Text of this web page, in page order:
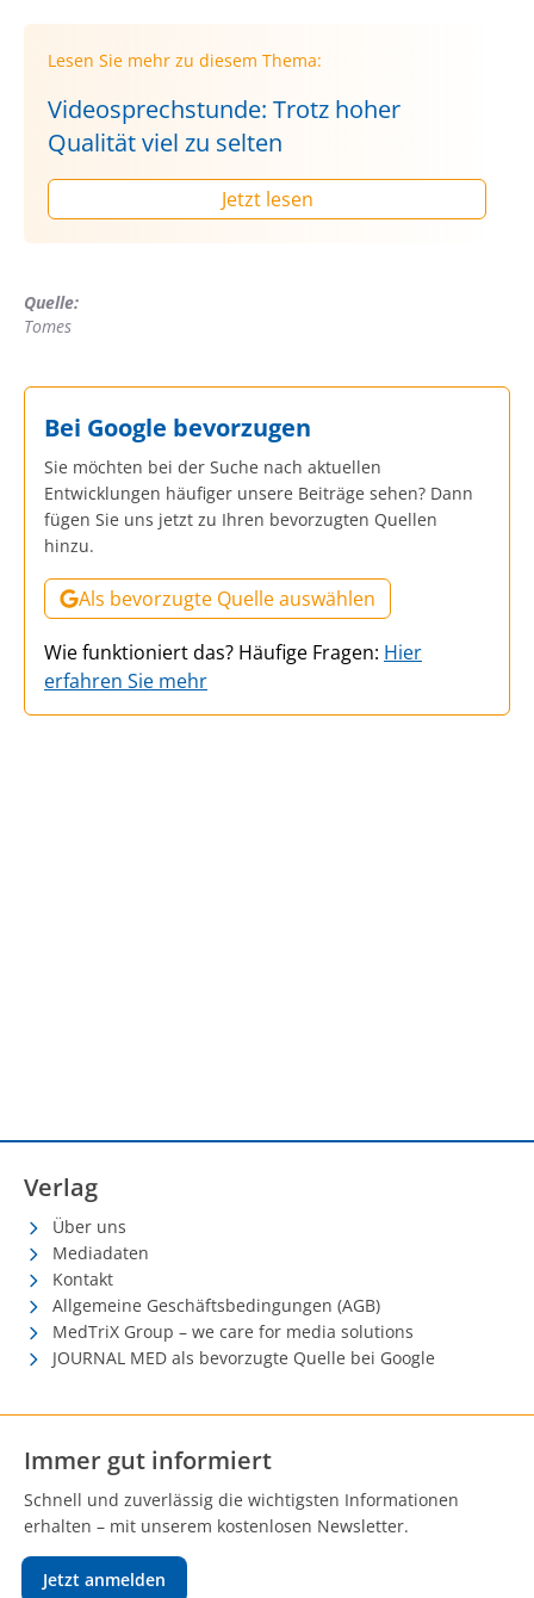
Lesen Sie mehr zu diesem Thema:
Videosprechstunde: Trotz hoher
Qualität viel zu selten
Jetzt lesen
Quelle:
Tomes
Bei Google bevorzugen
Sie möchten bei der Suche nach aktuellen
Entwicklungen häufiger unsere Beiträge sehen? Dann
fügen Sie uns jetzt zu Ihren bevorzugten Quellen
hinzu.
Als bevorzugte Quelle auswählen
Wie funktioniert das? Häufige Fragen: Hier
erfahren Sie mehr
Verlag
Über uns
Mediadaten
Kontakt
Allgemeine Geschäftsbedingungen (AGB)
MedTriX Group – we care for media solutions
JOURNAL MED als bevorzugte Quelle bei Google
Immer gut informiert
Schnell und zuverlässig die wichtigsten Informationen
erhalten – mit unserem kostenlosen Newsletter.
Jetzt anmelden